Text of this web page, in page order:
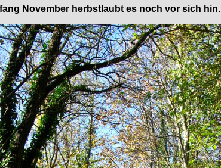
November herbstlaubt es noch vor sich hin.